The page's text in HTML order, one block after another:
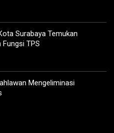
Surabaya Temukan
Fungsi TPS
Mengeliminasi